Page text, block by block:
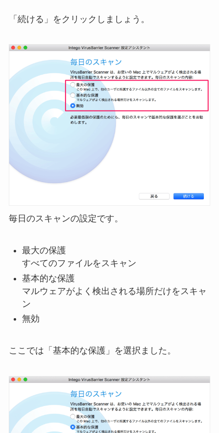
「続ける」をクリックしましょう。
毎日のスキャンの設定です。
最大の保護
すべてのファイルをスキャン
基本的な保護
マルウェアがよく検出される場所だけをスキャ
ン
無効
ここでは「基本的な保護」を選択ました。